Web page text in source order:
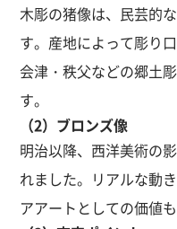
木彫の猪像は、民芸的
す。産地によって彫り
会津・秩父などの郷土
す。
（2）ブロンズ像
明治以降、西洋美術の
れました。リアルな動
アアートとしての価値